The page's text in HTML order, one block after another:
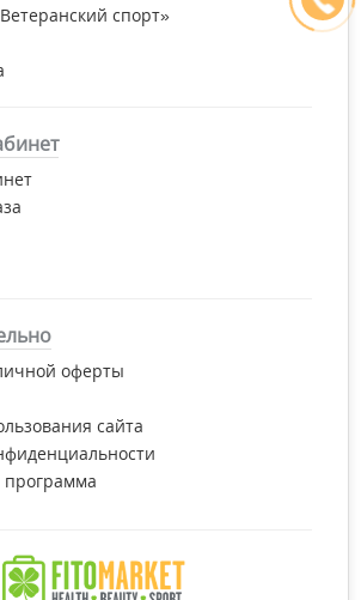
спорт»
оферты
сайта
программа